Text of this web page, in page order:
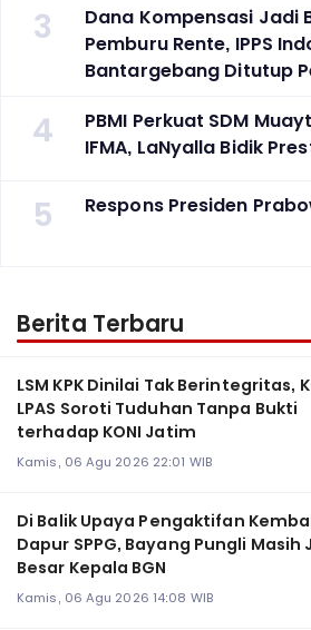
3
Dana Kompensasi Jadi
Pemburu Rente, IPPS
Bantargebang Ditutup
4
PBMI Perkuat SDM
IFMA, LaNyalla Bidik
5 Respons Presiden
Berita Terbaru
LSM KPK Dinilai Tak Berintegritas,
LPAS Soroti Tuduhan Tanpa Bukti
terhadap KONI Jatim
Kamis, 06 Agu 2026 22:01 WIB
Di Balik Upaya Pengaktifan
Dapur SPPG, Bayang Pungli Masih
Besar Kepala BGN
Kamis, 06 Agu 2026 14:08 WIB